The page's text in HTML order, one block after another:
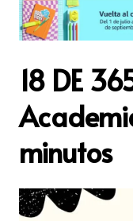
18 DE
minutos